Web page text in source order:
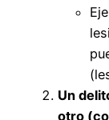
Un
otro